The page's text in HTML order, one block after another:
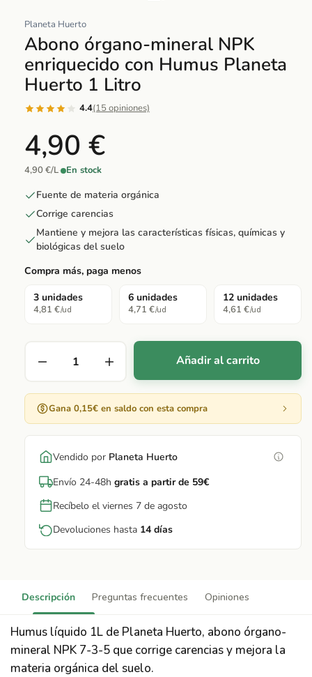
multimedia
1
en
una
ventana
Planeta Huerto
Abono órgano-mineral NPK
enriquecido con Humus Planeta
Huerto 1 Litro
4.4(15 opiniones)
4,90 €
4,90 €/L· En stock
Fuente de materia orgánica
Corrige carencias
Mantiene y mejora las características físicas, químicas y
biológicas del suelo
Compra más, paga menos
3 unidades
4,81 €/ud
6 unidades
4,71 €/ud
12 unidades
4,61 €/ud
Añadir al carrito
Gana 0,15€ en saldo con esta compra
Vendido por Planeta Huerto
Envío 24-48h gratis a partir de 59€
Recíbelo el viernes 7 de agosto
Devoluciones hasta 14 días
Descripción Preguntas frecuentes Opiniones
Humus líquido 1L de Planeta Huerto, abono órgano-
mineral NPK 7-3-5 que corrige carencias y mejora la
materia orgánica del suelo.